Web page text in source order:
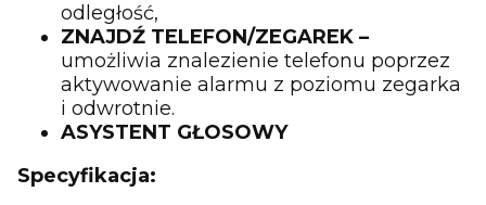
odległość,
ZNAJDŹ TELEFON/ZEGAREK –
umożliwia znalezienie telefonu poprzez
aktywowanie alarmu z poziomu zegarka
i odwrotnie.
ASYSTENT GŁOSOWY
Specyfikacja: